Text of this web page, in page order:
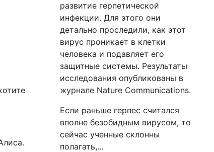
развитие герпетической
инфекции. Для этого они
детально проследили, как этот
вирус проникает в клетки
человека и подавляет его
защитные системы. Результаты
исследования опубликованы в
журнале Nature Communications.
Если раньше герпес считался
вполне безобидным вирусом, то
сейчас ученные склонны
полагать,…